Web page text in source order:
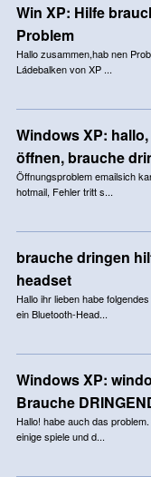
Win XP: Hilfe
Problem
Hallo zusammen,hab nen
Ládebalken von XP ...
Windows XP:
öffnen, brauche
Öffnungsproblem emailsich
hotmail, Fehler tritt s...
brauche dringen
headset
Hallo ihr lieben habe
ein Bluetooth-Head...
Windows XP:
Brauche
Hallo! habe auch das
einige spiele und d...